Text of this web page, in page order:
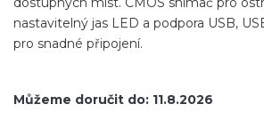
Můžeme doručit do: 11.8.2026
nastavitelný jas LED a podpora USB,
pro snadné připojení.